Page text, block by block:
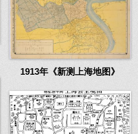
1913年《新测上海地图》
1143